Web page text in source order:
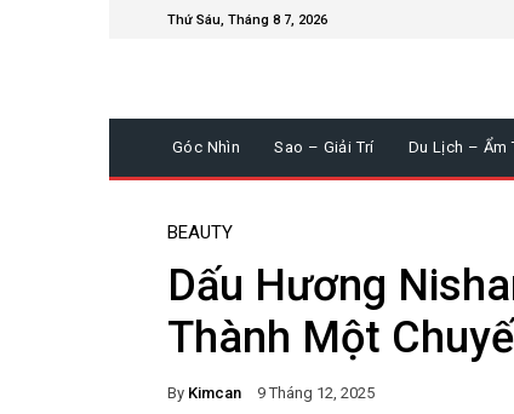
Thứ Sáu, Tháng 8 7, 2026
Góc Nhìn Sao – Giải Trí Du Lịch – Ẩm
BEAUTY
Dấu Hương
Thành Một
By Kimcan 9 Tháng 12, 2025